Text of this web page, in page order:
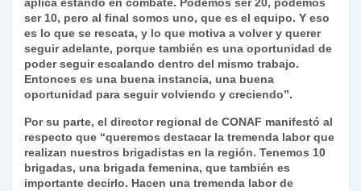
aplica estando en combate. Podemos ser 20, podemos
ser 10, pero al final somos uno, que es el equipo. Y eso
es lo que se rescata, y lo que motiva a volver y querer
seguir adelante, porque también es una oportunidad de
poder seguir escalando dentro del mismo trabajo.
Entonces es una buena instancia, una buena
oportunidad para seguir volviendo y creciendo”.
Por su parte, el director regional de CONAF manifestó al
respecto que “queremos destacar la tremenda labor que
realizan nuestros brigadistas en la región. Tenemos 10
brigadas, una brigada femenina, que también es
importante decirlo. Hacen una tremenda labor de